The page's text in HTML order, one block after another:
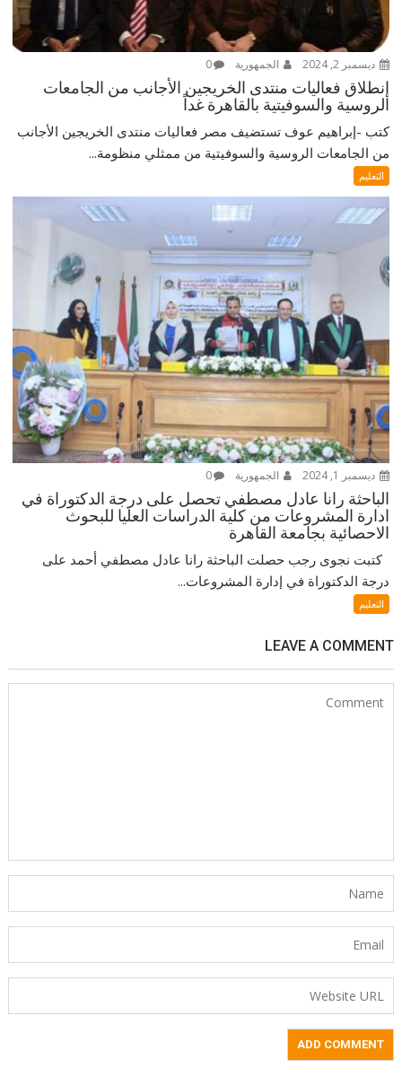
ديسمبر 2, 2024 الجمهورية 0
إنطلاق فعاليات منتدى الخريجين الأجانب من الجامعات
الروسية والسوفيتية بالقاهرة غداً
كتب -إبراهيم عوف تستضيف مصر فعاليات منتدى الخريجين الأجانب
من الجامعات الروسية والسوفيتية من ممثلي منظومة...
التعليم
ديسمبر 1, 2024 الجمهورية 0
الباحثة رانا عادل مصطفي تحصل على درجة الدكتوراة في
ادارة المشروعات من كلية الدراسات العليا للبحوث
الاحصائية بجامعة القاهرة
كتبت نجوى رجب حصلت الباحثة رانا عادل مصطفي أحمد على
درجة الدكتوراة في إدارة المشروعات...
التعليم
LEAVE A COMMENT